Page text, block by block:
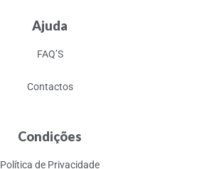
Ajuda
FAQ’S
Contactos
Condições
Política de Privacidade